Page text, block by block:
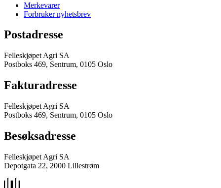
Merkevarer
Forbruker nyhetsbrev
Postadresse
Felleskjøpet Agri SA
Postboks 469, Sentrum, 0105 Oslo
Fakturadresse
Felleskjøpet Agri SA
Postboks 469, Sentrum, 0105 Oslo
Besøksadresse
Felleskjøpet Agri SA
Depotgata 22, 2000 Lillestrøm